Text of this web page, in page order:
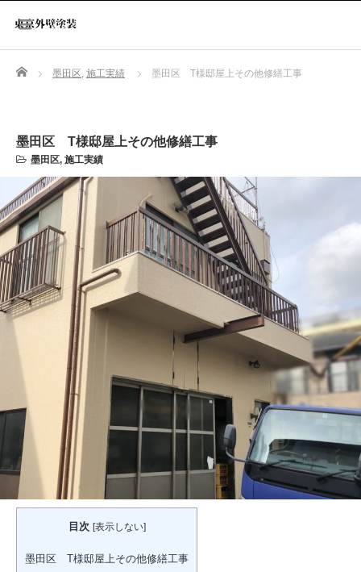
Home 墨田区, 施工実績 墨田区 T様邸屋上その他修繕工事
墨田区 T様邸屋上その他修繕工事
墨田区, 施工実績
目次 [表示しない]
墨田区 T様邸屋上その他修繕工事